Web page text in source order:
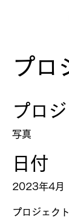
プロ
プロ
写真
日付
2023年4月
プロジェク